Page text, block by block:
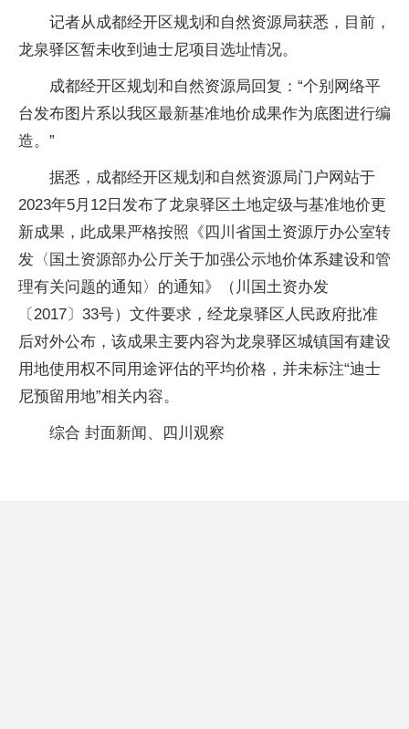
记者从成都经开区规划和自然资源局获悉，目前，
龙泉驿区暂未收到迪士尼项目选址情况。
成都经开区规划和自然资源局回复：“个别网络平
台发布图片系以我区最新基准地价成果作为底图进行编
造。”
据悉，成都经开区规划和自然资源局门户网站于
2023年5月12日发布了龙泉驿区土地定级与基准地价更
新成果，此成果严格按照《四川省国土资源厅办公室转
发〈国土资源部办公厅关于加强公示地价体系建设和管
理有关问题的通知〉的通知》（川国土资办发
〔2017〕33号）文件要求，经龙泉驿区人民政府批准
后对外公布，该成果主要内容为龙泉驿区城镇国有建设
用地使用权不同用途评估的平均价格，并未标注“迪士
尼预留用地”相关内容。
综合 封面新闻、四川观察